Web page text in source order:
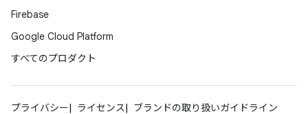
Firebase
Google Cloud Platform
すべてのプロダクト
プライバシー ライセンス
ブランドの取り扱いガイドライン